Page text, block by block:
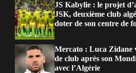
JS Kabylie : le projet
JSK, deuxième club
doter de son centre de
Mercato : Luca Zidane
de club après son
avec l’Algérie